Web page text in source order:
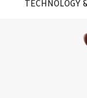
TECHNOLOGY